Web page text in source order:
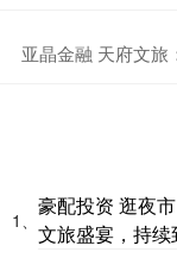
亚晶金融 天府文旅
1、
豪配投资 逛夜
文旅盛宴，持